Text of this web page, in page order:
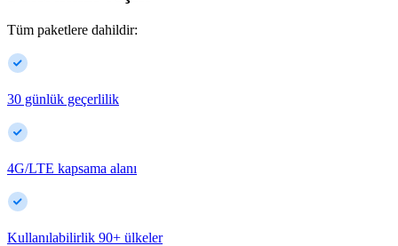
Tüm paketlere dahildir:
30 günlük geçerlilik
4G/LTE kapsama alanı
Kullanılabilirlik 90+ ülkeler